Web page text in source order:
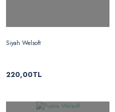
Siyah Welsoft
220,00TL